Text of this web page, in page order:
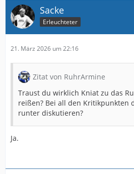
Sacke
Erleuchteter
21. März 2026 um 22:16
Zitat von RuhrArmine
Traust du wirklich Kniat zu das
reißen? Bei all den Kritikpunkten
runter diskutieren?
Ja.